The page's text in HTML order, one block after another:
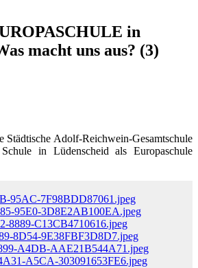
in
macht uns aus? (3)
Städtische Adolf-Reichwein-Gesamtschule
in Lüdenscheid als Europaschule